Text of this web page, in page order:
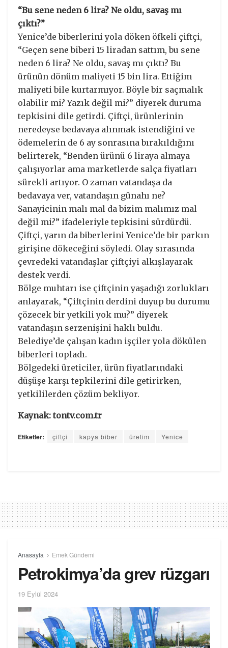
“Bu sene neden 6 lira? Ne oldu, savaş mı
çıktı?”
Yenice’de biberlerini yola döken öfkeli çiftçi,
“Geçen sene biberi 15 liradan sattım, bu sene
neden 6 lira? Ne oldu, savaş mı çıktı? Bu
ürünün dönüm maliyeti 15 bin lira. Ettiğim
maliyeti bile kurtarmıyor. Böyle bir saçmalık
olabilir mi? Yazık değil mi?” diyerek duruma
tepkisini dile getirdi. Çiftçi, ürünlerinin
neredeyse bedavaya alınmak istendiğini ve
ödemelerin de 6 ay sonrasına bırakıldığını
belirterek, “Benden ürünü 6 liraya almaya
çalışıyorlar ama marketlerde salça fiyatları
sürekli artıyor. O zaman vatandaşa da
bedavaya ver, vatandaşın günahı ne?
Sanayicinin malı mal da bizim malımız mal
değil mi?” ifadeleriyle tepkisini sürdürdü.
Çiftçi, yarın da biberlerini Yenice’de bir parkın
girişine dökeceğini söyledi. Olay sırasında
çevredeki vatandaşlar çiftçiyi alkışlayarak
destek verdi.
Bölge muhtarı ise çiftçinin yaşadığı zorlukları
anlayarak, “Çiftçinin derdini duyup bu durumu
çözecek bir yetkili yok mu?” diyerek
vatandaşın serzenişini haklı buldu.
Belediye’de çalışan kadın işçiler yola dökülen
biberleri topladı.
Bölgedeki üreticiler, ürün fiyatlarındaki
düşüşe karşı tepkilerini dile getirirken,
yetkililerden çözüm bekliyor.
Kaynak: tontv.com.tr
Etiketler: çiftçi kapya biber üretim Yenice
Anasayfa Emek Gündemi
Petrokimya’da grev rüzgarı
19 Eylül 2024